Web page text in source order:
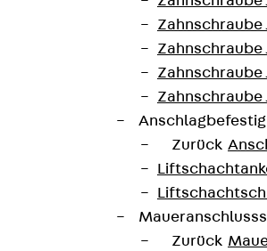
Zahnschraube
Zahnschraube
Zahnschraube
Zahnschraube
Zurück
Zurück